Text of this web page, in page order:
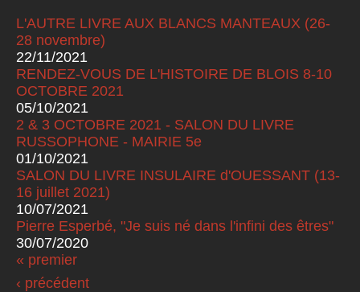
L'AUTRE LIVRE AUX BLANCS MANTEAUX (26-
28 novembre)
22/11/2021
RENDEZ-VOUS DE L'HISTOIRE DE BLOIS 8-10
OCTOBRE 2021
05/10/2021
2 & 3 OCTOBRE 2021 - SALON DU LIVRE
RUSSOPHONE - MAIRIE 5e
01/10/2021
SALON DU LIVRE INSULAIRE d'OUESSANT (13-
16 juillet 2021)
10/07/2021
Pierre Esperbé, "Je suis né dans l'infini des êtres"
30/07/2020
Pages
« premier
‹ précédent